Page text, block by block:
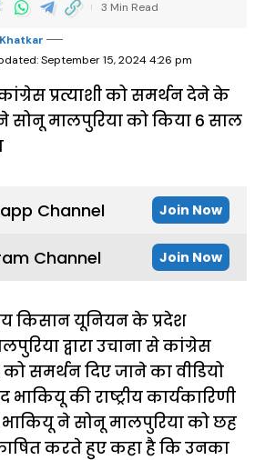
September 15, 2024 4:26 pm
3 Min Read
Channel Join Now
Channel Join Now
किसान यूनियन के प्रदेश
द्वारा उचाना से कांग्रेस
को समर्थन दिए जाने का वीडियो
की राष्ट्रीय कार्यकारिणी
ने सोनू मालपुरिया को छह
करते हुए कहा है कि उनका